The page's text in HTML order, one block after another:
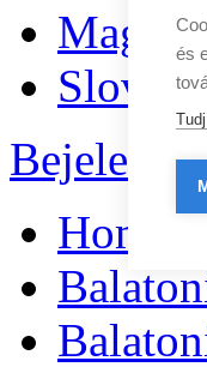
Magyar
Home
és